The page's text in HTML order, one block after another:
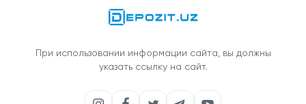
При использовании информации сайта, вы должны
указать ссылку на сайт.